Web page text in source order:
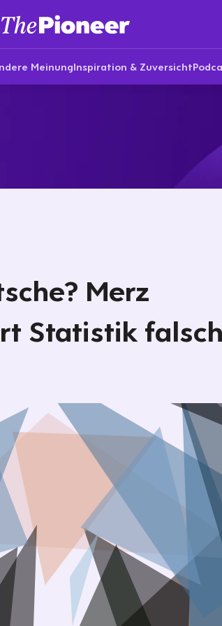
MeinungInspiration & Zuversicht
Merz
Statistik